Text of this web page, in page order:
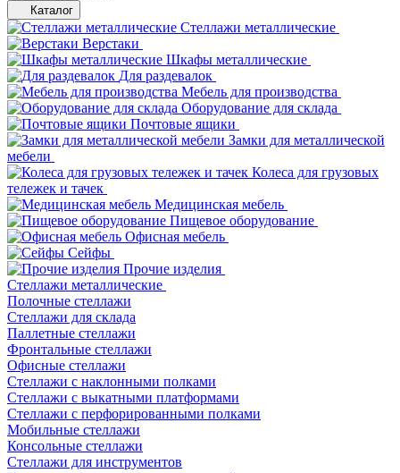
Каталог
Стеллажи металлические
Верстаки
Шкафы металлические
Для раздевалок
Мебель для производства
Оборудование для склада
Почтовые ящики
Замки для металлической
мебели
Колеса для грузовых
тележек и тачек
Медицинская мебель
Пищевое оборудование
Офисная мебель
Сейфы
Прочие изделия
Стеллажи металлические
Полочные стеллажи
Стеллажи для склада
Паллетные стеллажи
Фронтальные стеллажи
Офисные стеллажи
Стеллажи с наклонными полками
Стеллажи с выкатными платформами
Стеллажи с перфорированными полками
Мобильные стеллажи
Консольные стеллажи
Стеллажи для инструментов